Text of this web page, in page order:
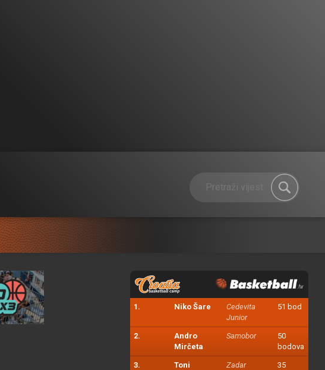
1. Niko Šare
Cedevita
Junior
51 bod
2.
Andro
Mirčeta
Samobor
50
bodova
3.
Toni
Zadar
35